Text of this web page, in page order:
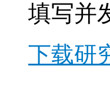
填写并
下载研